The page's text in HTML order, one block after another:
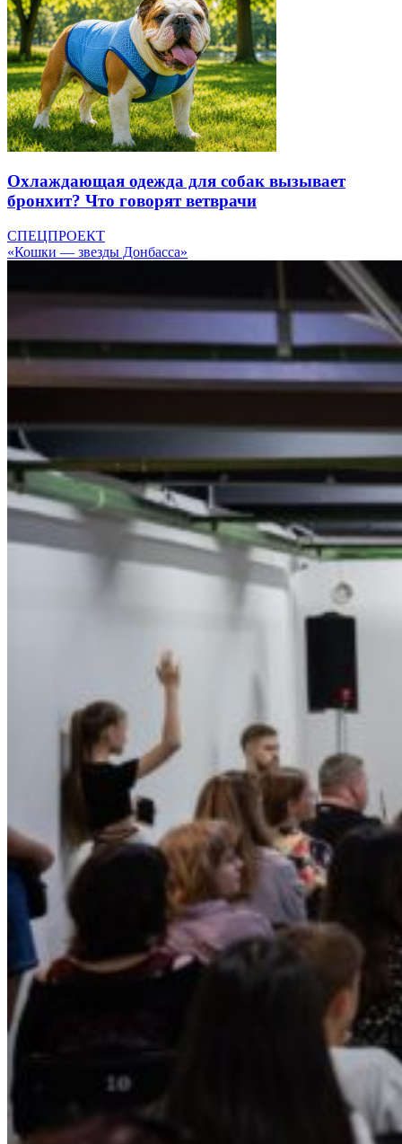
Охлаждающая одежда для собак вызывает
бронхит? Что говорят ветврачи
СПЕЦПРОЕКТ
«Кошки — звезды Донбасса»